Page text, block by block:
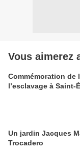
Vous aimerez
Commémoration de
l’esclavage à Saint-
Un jardin Jacques
Trocadero